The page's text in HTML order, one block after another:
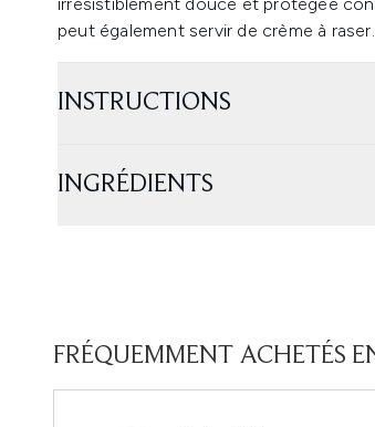
peut également servir de crème à raser.
INSTRUCTIONS
INGRÉDIENTS
FRÉQUEMMENT ACHETÉS